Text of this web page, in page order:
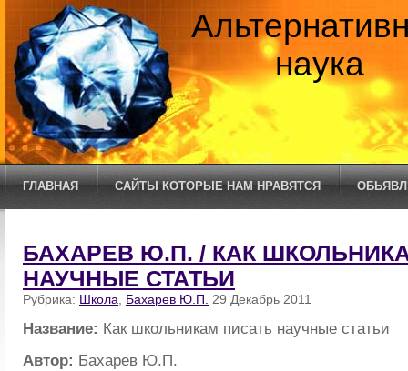
наука
ГЛАВНАЯ САЙТЫ КОТОРЫЕ НАМ НРАВЯТСЯ
БАХАРЕВ Ю.П. / КАК
НАУЧНЫЕ СТАТЬИ
Рубрика: Школа Бахарев Ю.П. 29 Декабрь 2011
Название: Как школьникам писать научные статьи
Автор: Бахарев Ю.П.